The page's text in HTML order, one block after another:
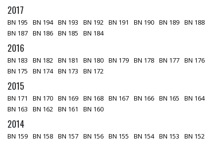
2017
BN 195 BN 194 BN 193 BN 192 BN 191 BN 190 BN 189 BN 188
BN 187 BN 186 BN 185 BN 184
2016
BN 183 BN 182 BN 181 BN 180 BN 179 BN 178 BN 177 BN 176
BN 175
BN 174 BN 173 BN 172
2015
BN 171 BN 170 BN 169 BN 168 BN 167 BN 166 BN 165
BN 164
BN 163
BN 162 BN 161 BN 160
2014
BN 159 BN 158 BN 157 BN 156 BN 155 BN 154 BN 153
BN 152